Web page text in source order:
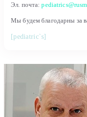
Эл. почта:
Мы будем благодарны за
[pediatric`s]